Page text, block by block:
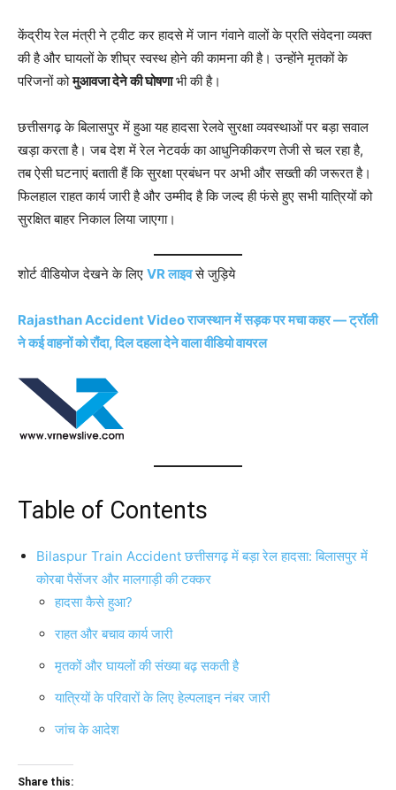
केंद्रीय रेल मंत्री ने ट्वीट कर हादसे में जान गंवाने वालों के प्रति संवेदना व्यक्त
की है और घायलों के शीघ्र स्वस्थ होने की कामना की है। उन्होंने मृतकों के
परिजनों कोमुआवजा देने की घोषणाभी की है।
छत्तीसगढ़ के बिलासपुर में हुआ यह हादसा रेलवे सुरक्षा व्यवस्थाओं पर बड़ा सवाल
खड़ा करता है। जब देश में रेल नेटवर्क का आधुनिकीकरण तेजी से चल रहा है,
तब ऐसी घटनाएं बताती हैं कि सुरक्षा प्रबंधन पर अभी और सख्ती की जरूरत है।
फिलहाल राहत कार्य जारी है और उम्मीद है कि जल्द ही फंसे हुए सभी यात्रियों को
सुरक्षित बाहर निकाल लिया जाएगा।
शोर्ट वीडियोज देखने के लिए VR लाइवसे जुड़िये
Rajasthan Accident Video राजस्थान में सड़क पर मचा कहर — ट्रॉली
ने कई वाहनों को रौंदा, दिल दहला देने वाला वीडियो वायरल
Table of Contents
Bilaspur Train Accident छत्तीसगढ़ में बड़ा रेल हादसा: बिलासपुर में
कोरबा पैसेंजर और मालगाड़ी की टक्कर
हादसा कैसे हुआ?
राहत और बचाव कार्य जारी
मृतकों और घायलों की संख्या बढ़ सकती है
यात्रियों के परिवारों के लिए हेल्पलाइन नंबर जारी
जांच के आदेश
Share this: